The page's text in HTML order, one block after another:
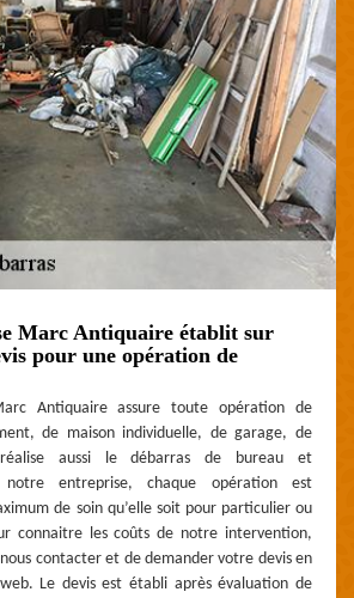
Marc Antiquaire établit sur
pour une opération de
Antiquaire assure toute opération de
de maison individuelle, de garage, de
réalise aussi le débarras de bureau et
notre entreprise, chaque opération est
de soin qu’elle soit pour particulier ou
connaitre les coûts de notre intervention,
contacter et de demander votre devis en
Le devis est établi après évaluation de